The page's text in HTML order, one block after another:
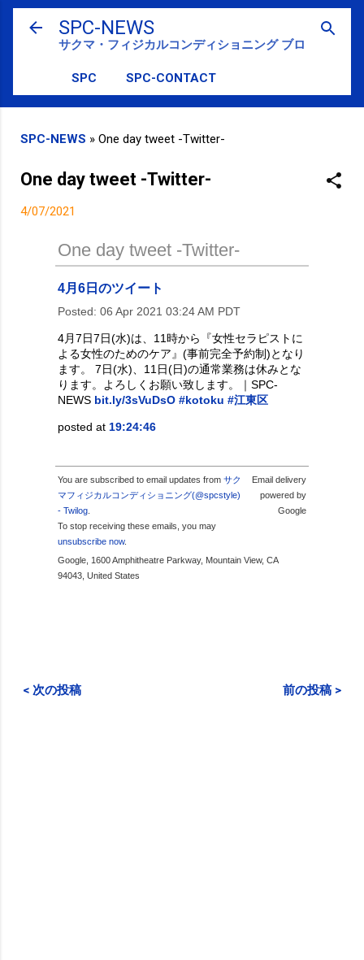
スキップしてメイン コンテンツに移動
SPC-NEWS
サクマ・フィジカルコンディショニング ブログ
SPC SPC-CONTACT
SPC-NEWS » One day tweet -Twitter-
One day tweet -Twitter-
4/07/2021
One day tweet -Twitter-
4月6日のツイート
Posted: 06 Apr 2021 03:24 AM PDT
4月7日7日(水)は、11時から『女性セラピストに
よる女性のためのケア』(事前完全予約制)となり
ます。 7日(水)、11日(日)の通常業務は休みとな
ります。よろしくお願い致します。｜SPC-
NEWS bit.ly/3sVuDsO #kotoku #江東区
posted at 19:24:46
You are subscribed to email updates from サク
マフィジカルコンディショニング(@spcstyle)
- Twilog
To stop receiving these emails, you may
unsubscribe now.
Email delivery
powered by
Google
Google, 1600 Amphitheatre Parkway, Mountain View, CA
94043, United States
< 次の投稿 前の投稿 >